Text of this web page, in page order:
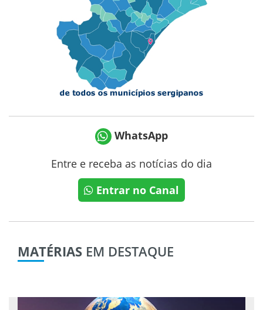
WhatsApp
Entre e receba as notícias do dia
Entrar no Canal
MATÉRIAS EM DESTAQUE